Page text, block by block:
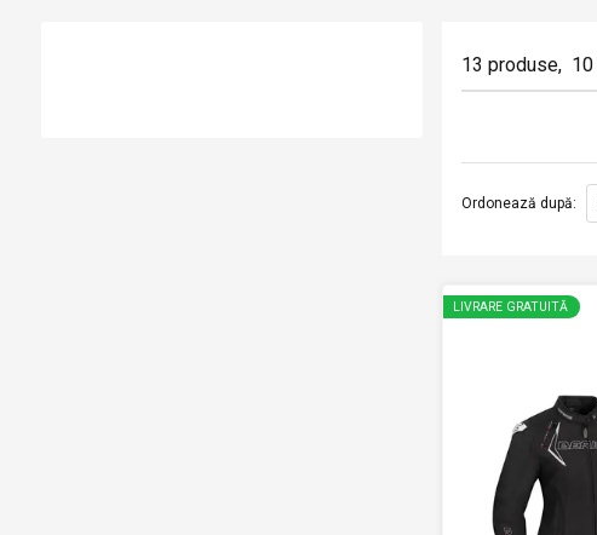
13 produse, 10
Ordonează după:
LIVRARE GRATUITĂ